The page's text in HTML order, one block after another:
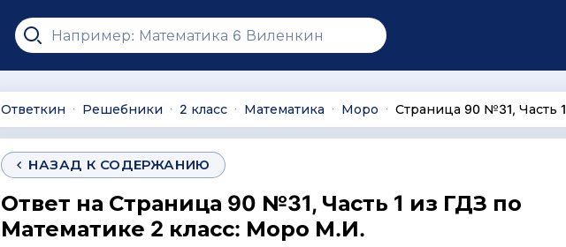
Ответкин ∙ Решебники ∙ 2 класс ∙ Математика ∙ Моро ∙ Страница 90 №31, Часть 1
НАЗАД К СОДЕРЖАНИЮ
Ответ на Страница 90 №31, Часть 1 из ГДЗ по
Математике 2 класс: Моро М.И.